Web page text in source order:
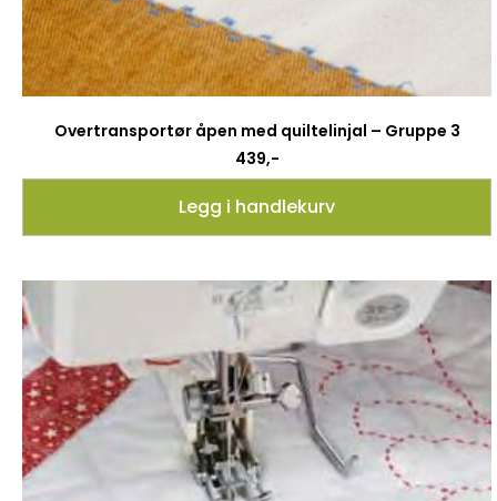
Overtransportør åpen med quiltelinjal – Gruppe 3
439,-
Legg i handlekurv